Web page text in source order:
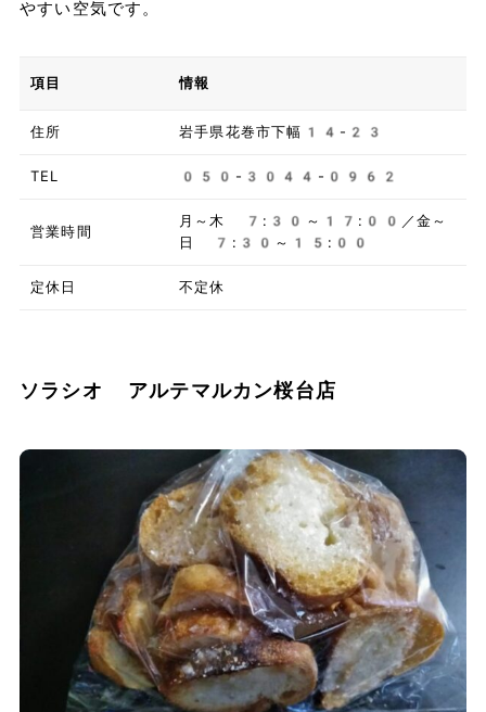
やすい空気です。
項目 情報
住所 岩手県花巻市下幅14-23
TEL 050-3044-0962
営業時間
月～木 7:30～17:00／金～
日 7:30～15:00
定休日 不定休
ソラシオ アルテマルカン桜台店